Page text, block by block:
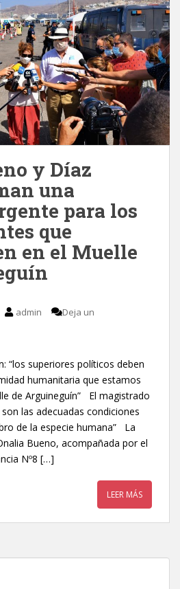
y Díaz
una
para los
que
en el Muelle
admin
Deja un
“los superiores políticos deben
humanitaria que estamos
de Arguineguín” El magistrado
las adecuadas condiciones
de la especie humana” La
Bueno, acompañada por el
Nº8 […]
LEER MÁS